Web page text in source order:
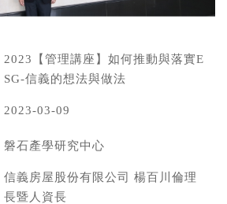
2023【管理講座】如何推動與落實E
SG-信義的想法與做法
2023-03-09
磐石產學研究中心
信義房屋股份有限公司 楊百川倫理
長暨人資長